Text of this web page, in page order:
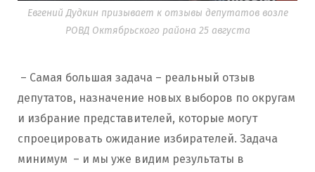
Евгений Дудкин призывает к отзывы депутатов возле
РОВД Октябрьского района 25 августа
– Самая большая задача – реальный отзыв
депутатов, назначение новых выборов по округам
и избрание представителей, которые могут
спроецировать ожидание избирателей. Задача
минимум – и мы уже видим результаты в